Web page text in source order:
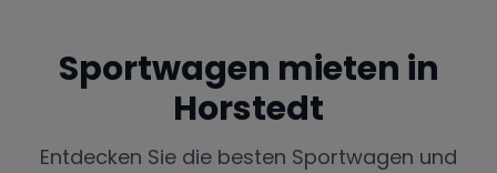
Sportwagen mieten in
Horstedt
Entdecken Sie die besten Sportwagen und